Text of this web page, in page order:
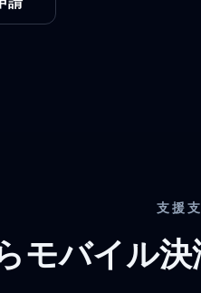
支援
モバイル決